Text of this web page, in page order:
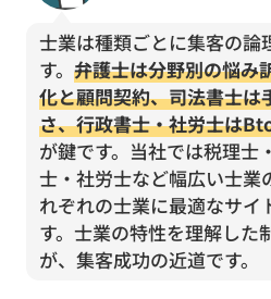
士業は種類ごとに集客の論
す。 弁護士は分野別の悩み
化と顧問契約、司法書士は
さ、行政書士・社労士は
が鍵です。当社では税理士
士・社労士など幅広い士業
れぞれの士業に最適なサイ
す。士業の特性を理解した
が、集客成功の近道です。